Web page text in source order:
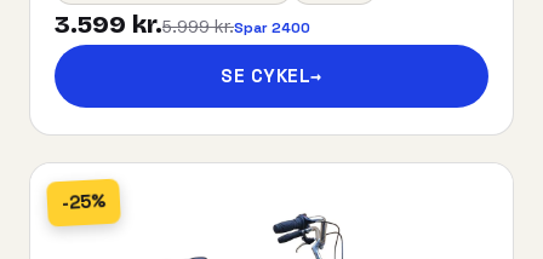
3.599 kr.5.999 kr.Spar 2400
SE CYKEL→
-25%